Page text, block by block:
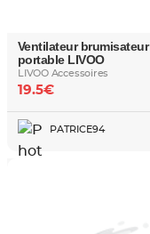
Ventilateur brumisateur
portable LIVOO
LIVOO Accessoires
19.5€
PATRICE94